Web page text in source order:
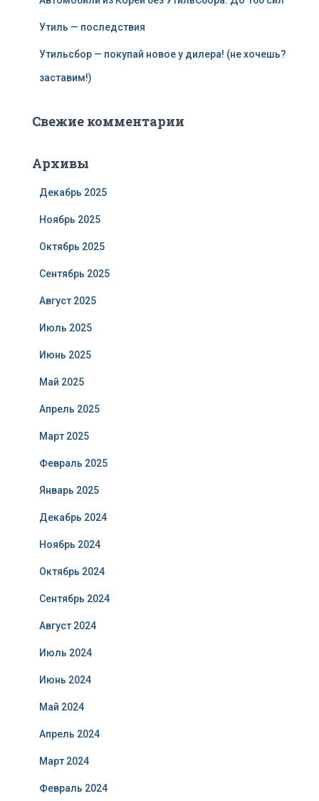
Утиль — последствия
Утильсбор — покупай новое у дилера! (не хочешь?
заставим!)
Свежие комментарии
Архивы
Декабрь 2025
Ноябрь 2025
Октябрь 2025
Сентябрь 2025
Август 2025
Июль 2025
Июнь 2025
Май 2025
Апрель 2025
Март 2025
Февраль 2025
Январь 2025
Декабрь 2024
Ноябрь 2024
Октябрь 2024
Сентябрь 2024
Август 2024
Июль 2024
Июнь 2024
Май 2024
Апрель 2024
Март 2024
Февраль 2024